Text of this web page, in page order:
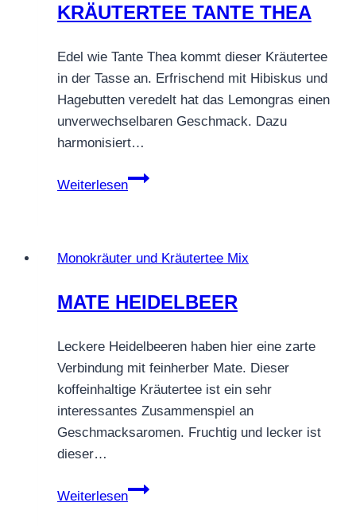
KRÄUTERTEE TANTE THEA
Edel wie Tante Thea kommt dieser Kräutertee
in der Tasse an. Erfrischend mit Hibiskus und
Hagebutten veredelt hat das Lemongras einen
unverwechselbaren Geschmack. Dazu
harmonisiert…
Weiterlesen
KRÄUTERTEE
Monokräuter und Kräutertee Mix
MATE HEIDELBEER
Leckere Heidelbeeren haben hier eine zarte
Verbindung mit feinherber Mate. Dieser
koffeinhaltige Kräutertee ist ein sehr
interessantes Zusammenspiel an
Geschmacksaromen. Fruchtig und lecker ist
dieser…
Weiterlesen
MATE